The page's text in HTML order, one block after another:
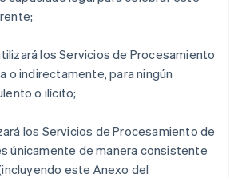
los Servicios de Procesamiento
o indirectamente, para ningún
o ilícito;
los Servicios de Procesamiento de
únicamente de manera consistente
este Anexo del